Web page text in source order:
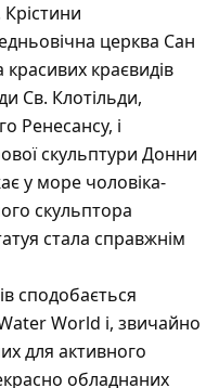
церква Сан
краєвидів
Св. Клотільди,
Ренесансу, і
скульптури Донни
у море чоловіка-
скульптора
стала справжнім
сподобається
World і, звичайно
для активного
обладнаних